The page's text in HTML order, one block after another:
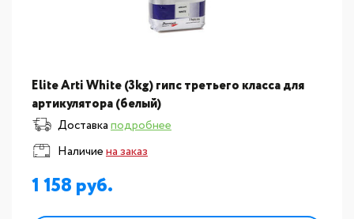
Elite Arti White (3kg) гипс третьего класса для
артикулятора (белый)
Доставкаподробнее
Наличиена заказ
1 158